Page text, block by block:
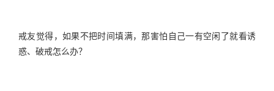
戒友觉得，如果不把时间填满，那害怕自己一有空闲了就看诱
惑、破戒怎么办？